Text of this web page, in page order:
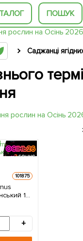
ПОШУК
Саджанці
101875
1
+